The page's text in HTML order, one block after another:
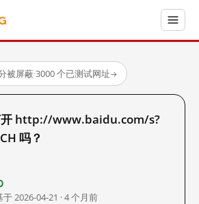
被屏蔽·3000 个已测试网址→
开 http://www.baidu.com/s?
吗？
于 2026-04-21 · 4 个月前